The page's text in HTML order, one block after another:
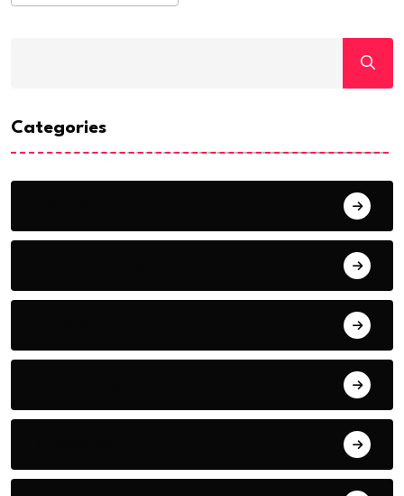
Categories